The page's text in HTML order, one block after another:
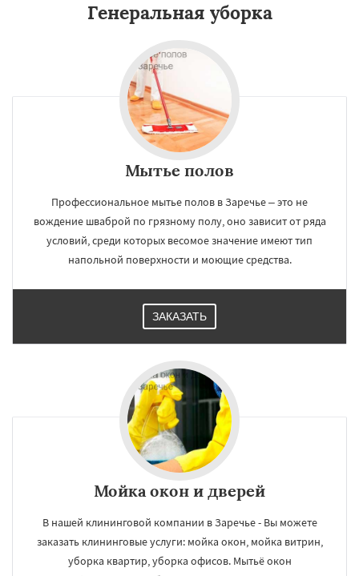
Хорлово Черкизово Черусти
Генеральная уборка
Мытье полов
Профессиональное мытье полов в Заречье – это не
вождение шваброй по грязному полу, оно зависит от ряда
условий, среди которых весомое значение имеют тип
напольной поверхности и моющие средства.
ЗАКАЗАТЬ
Мойка окон и дверей
В нашей клининговой компании в Заречье - Вы можете
заказать клининговые услуги: мойка окон, мойка витрин,
уборка квартир, уборка офисов. Мытьё окон